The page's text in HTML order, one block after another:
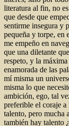
literatura al fin, no
que desde que
sentirme insegura y
pequeña y torpe, en
me empeño en
que una diletante
respeto, y la
enamorada de las
mí misma un
misma lo que
ambición, ego, tal
preferible el coraje
talento, pero mucha
también hay talento